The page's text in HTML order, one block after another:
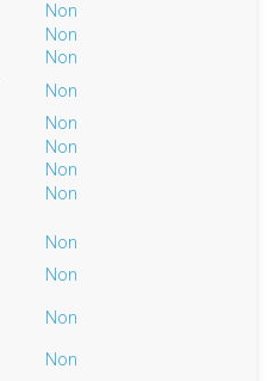
Non
Non
Non
Non
Non
Non
Non
Non
Non
Non
Non
Non